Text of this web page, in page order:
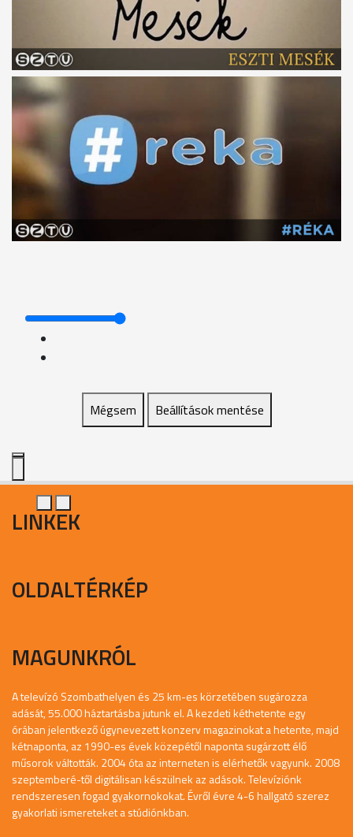
Mégsem Beállítások mentése
LINKEK
OLDALTÉRKÉP
MAGUNKRÓL
A televízó Szombathelyen és 25 km-es körzetében sugározza
adását, 55.000 háztartásba jutunk el. A kezdeti kéthetente egy
órában jelentkező úgynevezett konzerv magazinokat a hetente, majd
kétnaponta, az 1990-es évek közepétől naponta sugárzott élő
műsorok váltották. 2004 óta az interneten is elérhetők vagyunk. 2008
szeptemberé-től digitálisan készülnek az adások. Televíziónk
rendszeresen fogad gyakornokokat. Évről évre 4-6 hallgató szerez
gyakorlati ismereteket a stúdiónkban.